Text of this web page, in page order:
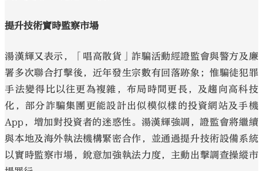
提升技術實時監察市場
湯漢輝又表示，「唱高散貨」詐騙活動經證監會與警方及廉
署多次聯合打擊後，近年發生宗數有回落跡象；惟騙徒犯罪
手法變得比以往更為複雜，布局時間更長，及趨向高科技
化，部分詐騙集團更能設計出似模似樣的投資網站及手機
App，增加對投資者的迷惑性。湯漢輝強調，證監會將繼續
與本地及海外執法機構緊密合作，並通過提升技術設備系統
以實時監察市場，銳意加強執法力度，主動出擊調查操縱市